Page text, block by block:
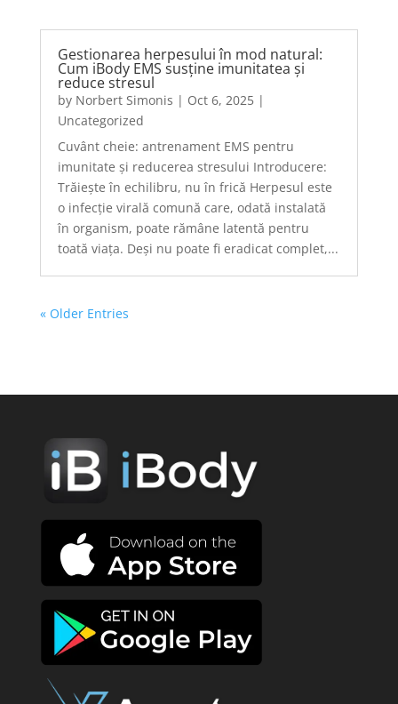
Gestionarea herpesului în mod natural:
Cum iBody EMS susține imunitatea și
reduce stresul
by Norbert Simonis | Oct 6, 2025|
Uncategorized
Cuvânt cheie: antrenament EMS pentru
imunitate și reducerea stresului Introducere:
Trăiește în echilibru, nu în frică Herpesul este
o infecție virală comună care, odată instalată
în organism, poate rămâne latentă pentru
toată viața. Deși nu poate fi eradicat complet,...
« Older Entries